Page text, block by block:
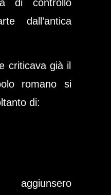
di controllo
dall’antica
criticava già il
romano si
di: